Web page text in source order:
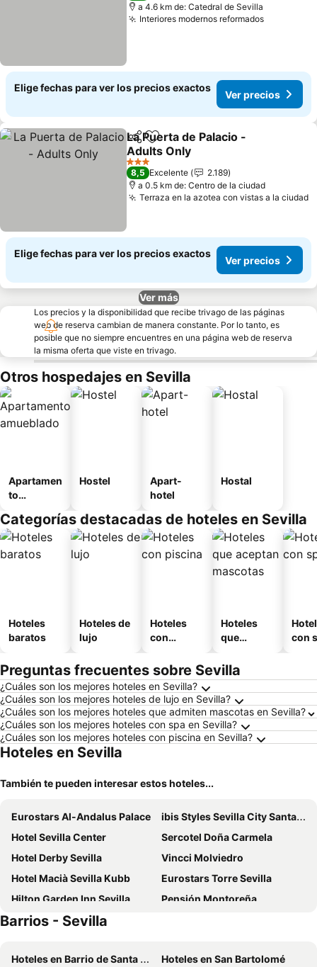
a 4.6 km de: Catedral de Sevilla
Interiores modernos reformadosVer
Elige fechas para ver los precios exactos
Ver precios
CompartirAgregar a favoritos
La Puerta de Palacio -
Adults Only
Ver precios
3 Estrellas
8,5 Excelente
2.189
a 0.5 km de: Centro de la ciudad
Terraza en la azotea con vistas a la ciudad
Elige fechas para ver los precios exactos
Ver precios
Ver más
Los precios y la disponibilidad que recibe trivago de las páginas
web de reserva cambian de manera constante. Por lo tanto, es
posible que no siempre encuentres en una página web de reserva
la misma oferta que viste en trivago.
Otros hospedajes en Sevilla
Apartamen
to
o
Hostel
Apart-
hotel
Hostal
Categorías destacadas de hoteles en Sevilla
Hoteles
baratos
Hoteles de
lujo
Hoteles
con
Hoteles
que
mascotas
con
Preguntas frecuentes sobre Sevilla
¿Cuáles son los mejores hoteles en Sevilla?
¿Cuáles son los mejores hoteles de lujo en Sevilla?
¿Cuáles son los mejores hoteles que admiten mascotas en Sevilla?
¿Cuáles son los mejores hoteles con spa en Sevilla?
¿Cuáles son los mejores hoteles con piscina en Sevilla?
Hoteles en Sevilla
También te pueden interesar estos hoteles...
Eurostars Al-Andalus Palace
ibis Styles Sevilla City Santa Justa
Hotel Sevilla Center
Sercotel Doña Carmela
Hotel Derby Sevilla
Vincci Molviedro
Hotel Macià Sevilla Kubb
Eurostars Torre Sevilla
Hilton Garden Inn Sevilla
Pensión Montoreña
Hotel Giralda Center
Meliá Lebreros
Vértice Sevilla
Barrios - Sevilla
Hoteles en Barrio de Santa Cruz
Hoteles en San Bartolomé